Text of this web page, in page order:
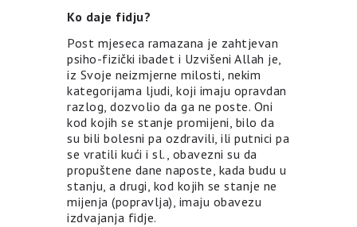
Ko daje fidju?
Post mjeseca ramazana je zahtjevan
psiho-fizički ibadet i Uzvišeni Allah je,
iz Svoje neizmjerne milosti, nekim
kategorijama ljudi, koji imaju opravdan
razlog, dozvolio da ga ne poste. Oni
kod kojih se stanje promijeni, bilo da
su bili bolesni pa ozdravili, ili putnici pa
se vratili kući i sl., obavezni su da
propuštene dane naposte, kada budu u
stanju, a drugi, kod kojih se stanje ne
mijenja (popravlja), imaju obavezu
izdvajanja fidje.